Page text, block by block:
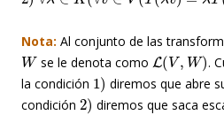
Nota: Al conjunto de las
W
se le denota como
L(V,W)
.
la condición
1)
diremos que abre
condición
2)
diremos que saca